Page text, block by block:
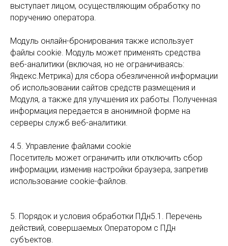
выступает лицом, осуществляющим обработку по
поручению оператора.
Модуль онлайн-бронирования также использует
файлы cookie. Модуль может применять средства
веб-аналитики (включая, но не ограничиваясь:
Яндекс.Метрика) для сбора обезличенной информации
об использовании сайтов средств размещения и
Модуля, а также для улучшения их работы. Полученная
информация передается в анонимной форме на
серверы служб веб-аналитики.
4.5. Управление файлами cookie
Посетитель может ограничить или отключить сбор
информации, изменив настройки браузера, запретив
использование cookie-файлов.
5. Порядок и условия обработки ПДн5.1. Перечень
действий, совершаемых Оператором с ПДн
субъектов.